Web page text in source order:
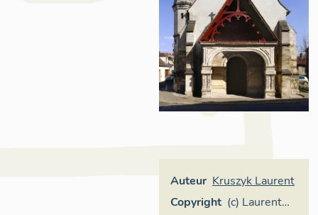
Auteur Kruszyk Laurent
Copyright (c) Laurent